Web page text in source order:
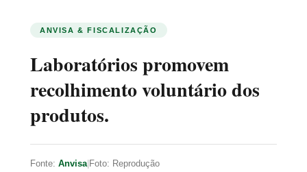
ANVISA & FISCALIZAÇÃO
Laboratórios promovem
recolhimento voluntário dos
produtos.
Fonte: Anvisa| Foto: Reprodução